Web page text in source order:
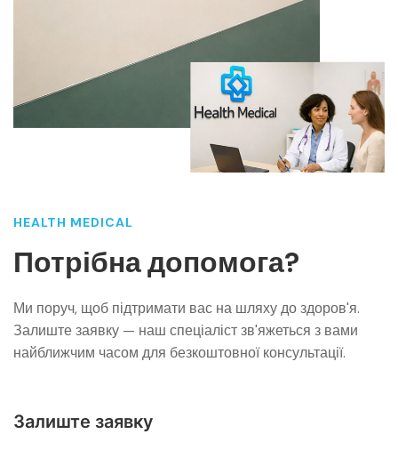
HEALTH MEDICAL
Потрібна допомога?
Ми поруч, щоб підтримати вас на шляху до здоров'я.
Залиште заявку — наш спеціаліст зв'яжеться з вами
найближчим часом для безкоштовної консультації.
Залиште заявку